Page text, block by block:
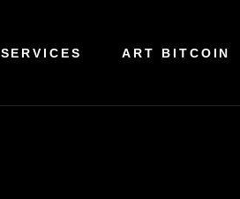
SERVICES ART BITCOIN